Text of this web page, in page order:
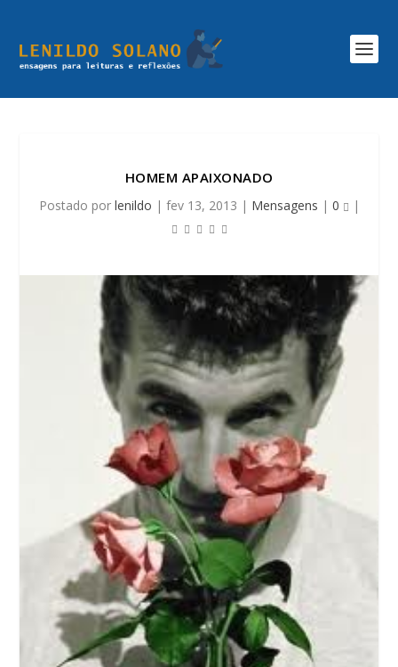
HOMEM APAIXONADO
Postado por lenildo | fev 13, 2013 | Mensagens | 0 |